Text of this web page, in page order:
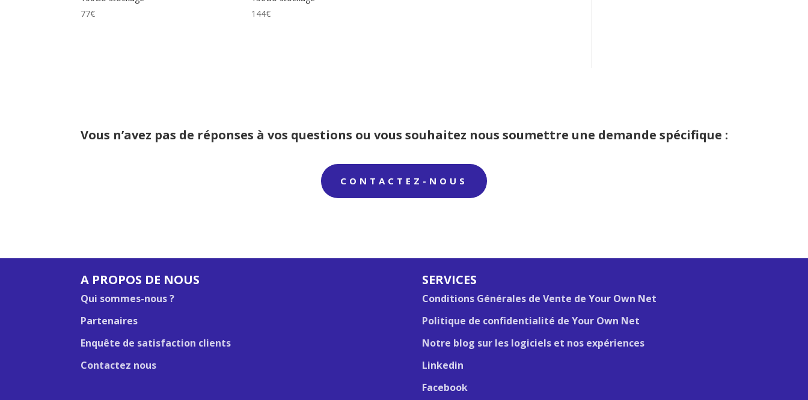
77€
144€
Vous n’avez pas de réponses à vos questions ou vous souhaitez nous soumettre une demande spécifique :
CONTACTEZ-NOUS
A PROPOS DE NOUS
Qui sommes-nous ?
Partenaires
Enquête de satisfaction clients
Contactez nous
SERVICES
Conditions Générales de Vente de Your Own Net
Politique de confidentialité de Your Own Net
Notre blog sur les logiciels et nos expériences
Linkedin
Facebook